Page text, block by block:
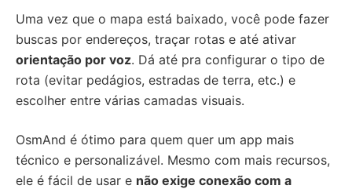
Uma vez que o mapa está baixado, você pode fazer
buscas por endereços, traçar rotas e até ativar
orientação por voz. Dá até pra configurar o tipo de
rota (evitar pedágios, estradas de terra, etc.) e
escolher entre várias camadas visuais.
OsmAnd é ótimo para quem quer um app mais
técnico e personalizável. Mesmo com mais recursos,
ele é fácil de usar e não exige conexão com a